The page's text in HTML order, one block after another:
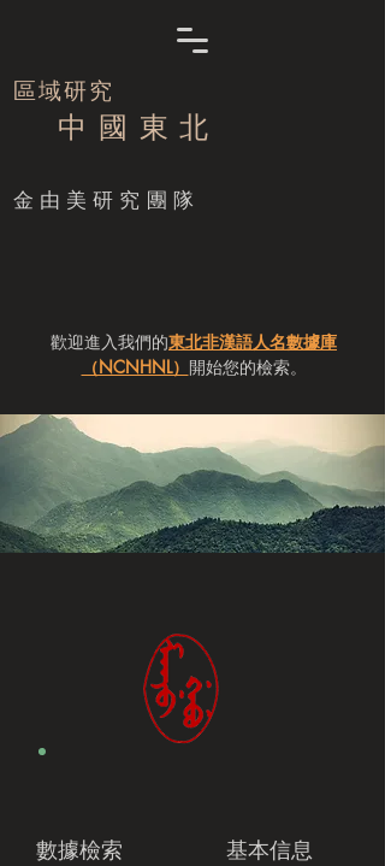
區域研究
中 國 東 北
​金由美研究團隊
歡迎進入我們的東北非漢語人名數據庫
（NCNHNL） 開始您的檢索。
數據檢索 基本信息